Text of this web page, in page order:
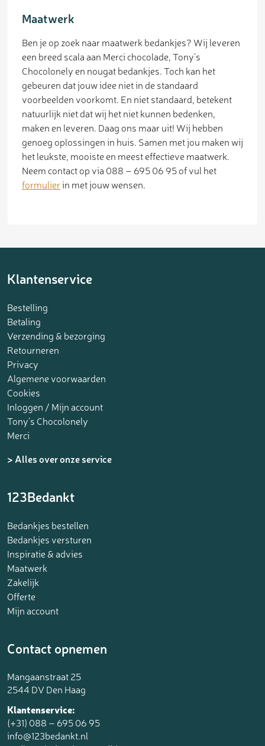
Maatwerk
Ben je op zoek naar maatwerk bedankjes? Wij leveren
een breed scala aan Merci chocolade, Tony’s
Chocolonely en nougat bedankjes. Toch kan het
gebeuren dat jouw idee niet in de standaard
voorbeelden voorkomt. En niet standaard, betekent
natuurlijk niet dat wij het niet kunnen bedenken,
maken en leveren. Daag ons maar uit! Wij hebben
genoeg oplossingen in huis. Samen met jou maken wij
het leukste, mooiste en meest effectieve maatwerk.
Neem contact op via 088 – 695 06 95 of vul het
formulierin met jouw wensen.
Klantenservice
Bestelling
Betaling
Verzending & bezorging
Retourneren
Privacy
Algemene voorwaarden
Cookies
Inloggen / Mijn account
Tony’s Chocolonely
Merci
> Alles over onze service
123Bedankt
Bedankjes bestellen
Bedankjes versturen
Inspiratie & advies
Maatwerk
Zakelijk
Offerte
Mijn account
Contact opnemen
Mangaanstraat 25
2544 DV Den Haag
Klantenservice:
(+31) 088 – 695 06 95
info@123bedankt.nl